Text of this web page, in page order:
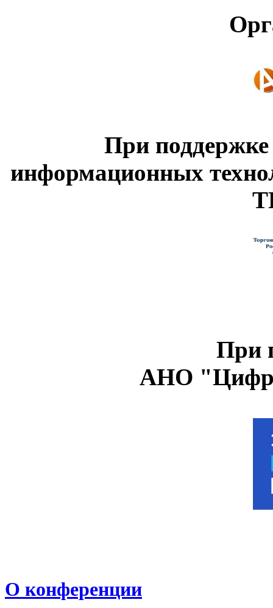
При
информационных
При
АНО
О конференции